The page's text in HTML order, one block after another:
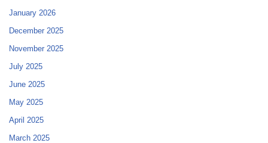
January 2026
December 2025
November 2025
July 2025
June 2025
May 2025
April 2025
March 2025